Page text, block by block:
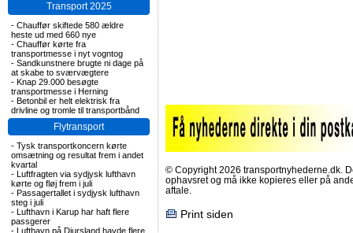
Transport 2025
- Chauffør skiftede 580 ældre
heste ud med 660 nye
- Chauffør kørte fra
transportmesse i nyt vogntog
- Sandkunstnere brugte ni dage på
at skabe to sværvægtere
- Knap 29.000 besøgte
transportmesse i Herning
- Betonbil er helt elektrisk fra
drivline og tromle til transportbånd
Flytransport
- Tysk transportkoncern kørte
omsætning og resultat frem i andet
kvartal
- Luftfragten via sydjysk lufthavn
kørte og fløj frem i juli
- Passagertallet i sydjysk lufthavn
steg i juli
- Lufthavn i Karup har haft flere
passgerer
- Lufthavn på Djursland havde flere
© Copyright 2026 transportnyhederne.dk.
ophavsret og må ikke kopieres eller på
aftale.
Print siden